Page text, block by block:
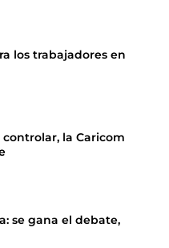
los trabajadores en
la Caricom
se gana el debate,